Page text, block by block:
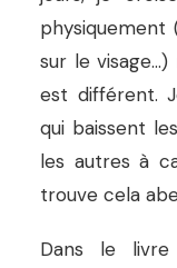
physiquement
sur le
est différent.
qui baissent
les autres à
trouve cela
Dans le livre